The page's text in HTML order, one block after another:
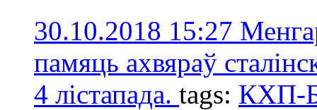
30.10.2018 15:27
памяць ахвяраў
4 лістапада. tags: КХП-